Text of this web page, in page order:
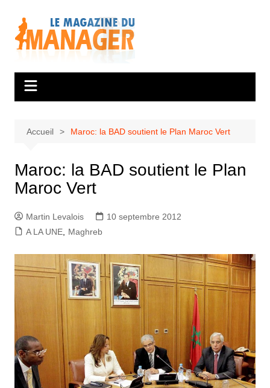
contenu
Accueil Maroc: la BAD soutient le Plan Maroc Vert
Maroc: la BAD soutient le Plan
Maroc Vert
Martin Levalois
10 septembre 2012
A LA UNE, Maghreb